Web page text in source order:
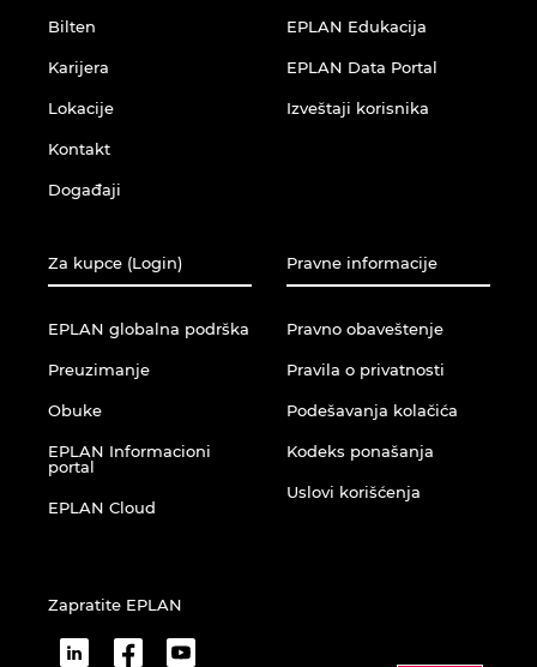
Bilten
Karijera
Lokacije
Kontakt
Događaji
EPLAN Edukacija
EPLAN Data Portal
Izveštaji korisnika
Za kupce (Login)
EPLAN globalna podrška
Preuzimanje
Obuke
EPLAN Informacioni
portal
EPLAN Cloud
Pravne informacije
Pravno obaveštenje
Pravila o privatnosti
Podešavanja kolačića
Kodeks ponašanja
Uslovi korišćenja
Zapratite EPLAN